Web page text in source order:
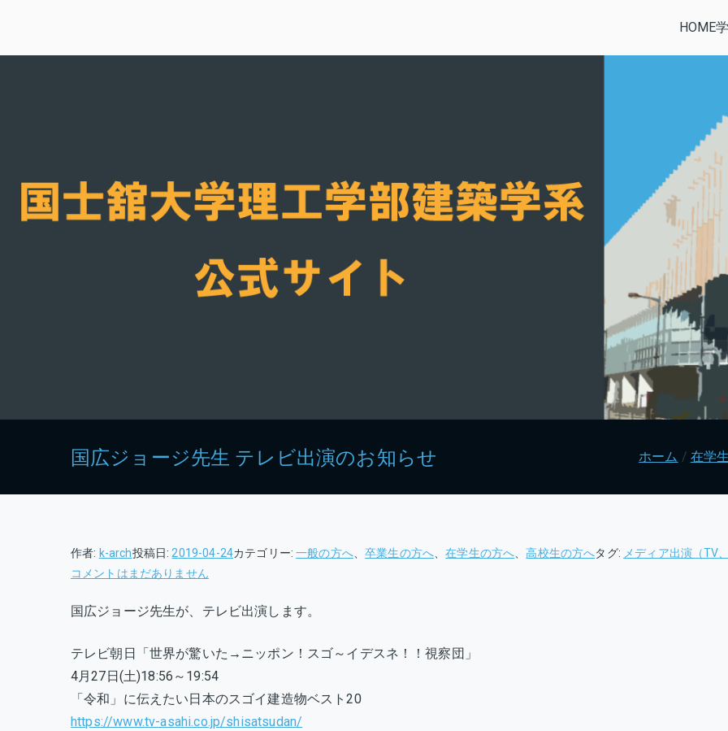
を
国士舘大学理工学部建築学系公式サイト
HOME
国広ジョージ先生 テレビ出演のお知らせ ホーム 在学
作者: k-arch投稿日: 2019-04-24カテゴリー:一般の方へ、卒業生の方へ 、在学生の方へ 、高校生の方へタグ: メディア出演（TV
国
ジ
ー
ジ
先
生
コメントはまだありません
国広ジョージ先生が、テレビ出演します。
テレビ朝日「世界が驚いた→ニッポン！スゴ～イデスネ！！視察団」
4月27日(土)18:56～19:54
「令和」に伝えたい日本のスゴイ建造物ベスト20
https://www.tv-asahi.co.jp/shisatsudan/